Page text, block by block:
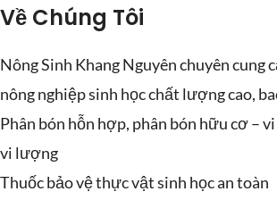
Về Chúng Tôi
Nông Sinh Khang Nguyên chuyên cung
nông nghiệp sinh học chất lượng cao,
Phân bón hỗn hợp, phân bón hữu cơ –
vi lượng
Thuốc bảo vệ thực vật sinh học an toàn